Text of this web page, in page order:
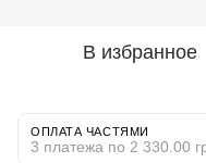
В избранное
ОПЛАТА ЧАСТЯМИ
3 платежа по 2 330.00